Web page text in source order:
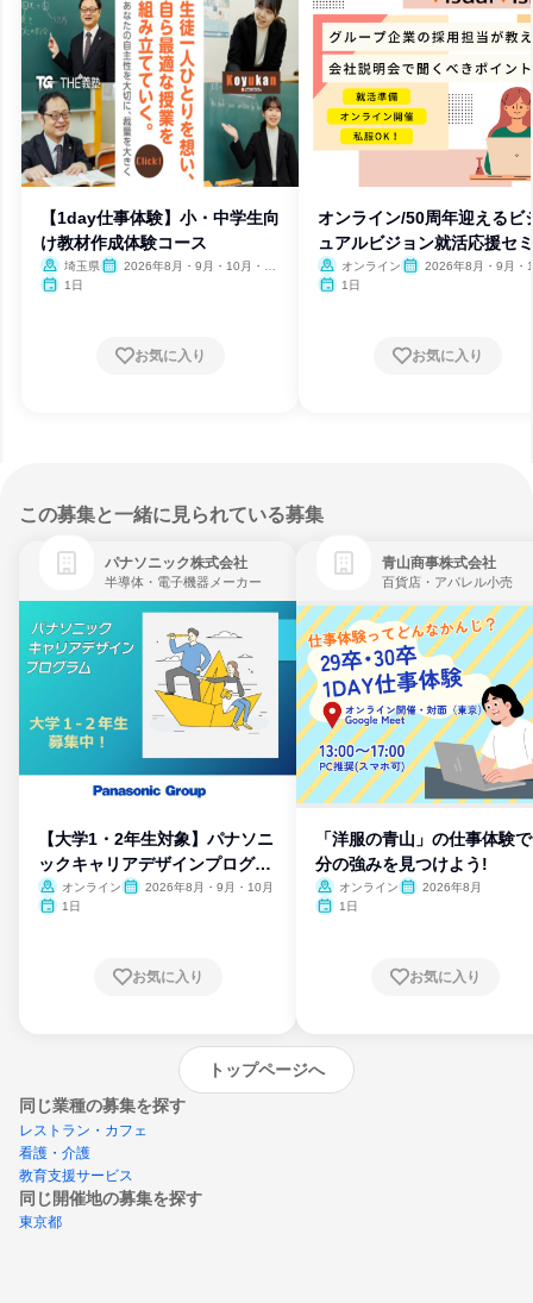
【1day仕事体験】小・中学生向
け教材作成体験コース
埼玉県
2026年8月・9月・10月・11
1日
お気に入り
オンライン/50周年迎えるビ
ュアルビジョン就活応援セ
ー
オンライン
2026年8月・9月・
1日
お気に入り
この募集と一緒に見られている募集
パナソニック株式会社
半導体・電子機器メーカー
【大学1・2年生対象】パナソニ
ックキャリアデザインプログラ
ム
オンライン
2026年8月・9月・10月
1日
お気に入り
青山商事株式会社
百貨店・アパレル小売
「洋服の青山」の仕事体験
分の強みを見つけよう!
オンライン
2026年8月
1日
お気に入り
トップページへ
同じ業種の募集を探す
レストラン・カフェ
看護・介護
教育支援サービス
同じ開催地の募集を探す
東京都